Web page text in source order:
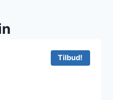
Tilbud!